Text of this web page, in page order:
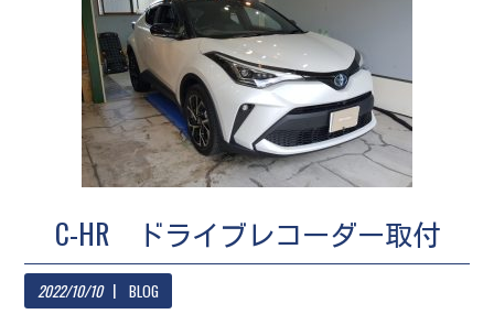
C-HR ドライブレコーダー取付
2022/10/10 BLOG